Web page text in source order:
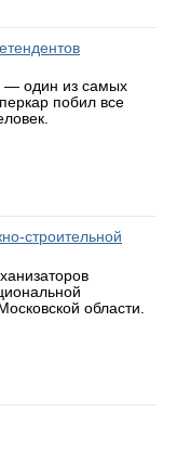
— один из самых
побил все
строительной
области.